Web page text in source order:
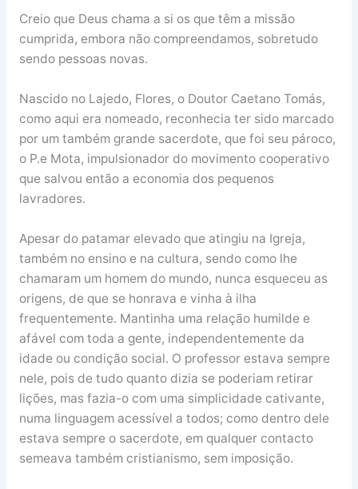
Creio que Deus chama a si os que têm a missão
cumprida, embora não compreendamos, sobretudo
sendo pessoas novas.
Nascido no Lajedo, Flores, o Doutor Caetano Tomás,
como aqui era nomeado, reconhecia ter sido marcado
por um também grande sacerdote, que foi seu pároco,
o P.e Mota, impulsionador do movimento cooperativo
que salvou então a economia dos pequenos
lavradores.
Apesar do patamar elevado que atingiu na Igreja,
também no ensino e na cultura, sendo como lhe
chamaram um homem do mundo, nunca esqueceu as
origens, de que se honrava e vinha à ilha
frequentemente. Mantinha uma relação humilde e
afável com toda a gente, independentemente da
idade ou condição social. O professor estava sempre
nele, pois de tudo quanto dizia se poderiam retirar
lições, mas fazia-o com uma simplicidade cativante,
numa linguagem acessível a todos; como dentro dele
estava sempre o sacerdote, em qualquer contacto
semeava também cristianismo, sem imposição.